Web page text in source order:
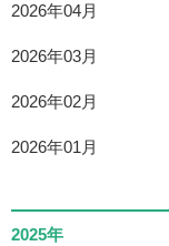
2026年04月
2026年03月
2026年02月
2026年01月
2025年